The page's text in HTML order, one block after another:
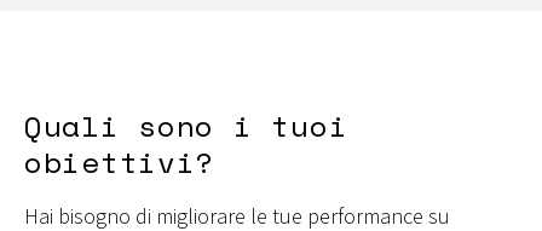
Quali sono i tuoi
obiettivi?
Hai bisogno di migliorare le tue performance su